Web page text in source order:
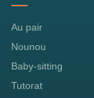
Au pair
Nounou
Baby-sitting
Tutorat